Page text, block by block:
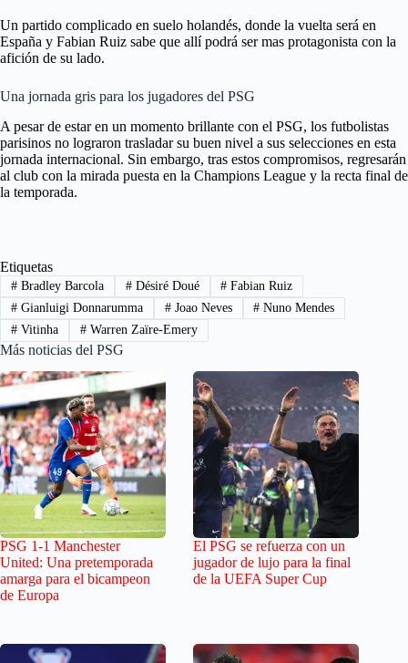
Un partido complicado en suelo holandés, donde la vuelta será en
España y Fabian Ruiz sabe que allí podrá ser mas protagonista con la
afición de su lado.
Una jornada gris para los jugadores del PSG
A pesar de estar en un momento brillante con el PSG, los futbolistas
parisinos no lograron trasladar su buen nivel a sus selecciones en esta
jornada internacional. Sin embargo, tras estos compromisos, regresarán
al club con la mirada puesta en la Champions League y la recta final de
la temporada.
Etiquetas
#Bradley Barcola #Désiré Doué # Fabian Ruiz
#Gianluigi Donnarumma #Joao Neves # Nuno Mendes
#Vitinha #Warren Zaïre-Emery
Más noticias del PSG
PSG 1-1 Manchester
United: Una pretemporada
amarga para el bicampeon
de Europa
El PSG se refuerza con un
jugador de lujo para la final
de la UEFA Super Cup